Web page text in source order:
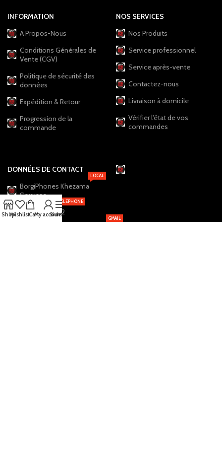
INFORMATION
A Propos-Nous
Conditions Générales de
Vente (CGV)
Politique de sécurité des
données
Expédition & Retour
Progression de la
commande
NOS SERVICES
Nos Produits
Service professionnel
Service après-vente
Contactez-nous
Livraison à domicile
Vérifier l'état de vos
commandes
DONNÉES DE CONTACT
BorgiPhones Khezama
Souusse
LOCAL
+216 20 12 19 22
TELEPHONE
GMAIL
ShopWishlistCartMy account
Sidebar